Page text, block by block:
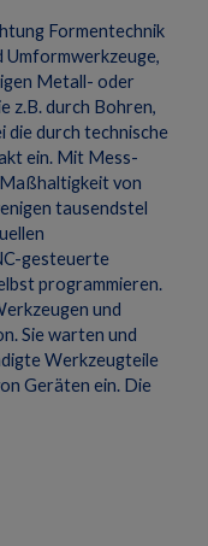
Formentechnik
Umformwerkzeuge,
Metall- oder
z.B. durch Bohren,
die durch technische
ein. Mit Mess-
von
tausendstel
gesteuerte
programmieren.
und
Sie warten und
Werkzeugteile
Geräten ein. Die